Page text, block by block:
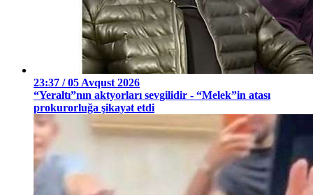
23:37 / 05 Avqust 2026
“Yeraltı”nın aktyorları sevgilidir - “Melek”in atası
prokurorluğa şikayət etdi